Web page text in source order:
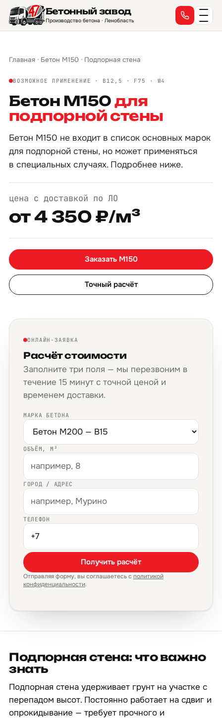
Бетонный завод
Производство бетона · Ленобласть
Главная · Бетон М150 · Подпорная стена
ВОЗМОЖНОЕ ПРИМЕНЕНИЕ · B12,5 · F75 · W4
Бетон М150 для
подпорной стены
Бетон М150 не входит в список основных марок
для подпорной стены, но может применяться
в специальных случаях. Подробнее ниже.
цена с доставкой по ЛО
от 4 350 ₽/м³
Заказать М150
Точный расчёт
ОНЛАЙН-ЗАЯВКА
Расчёт стоимости
Заполните три поля — мы перезвоним в
течение 15 минут с точной ценой и
временем доставки.
МАРКА БЕТОНА
ОБЪЁМ, М³
ГОРОД / АДРЕС
ТЕЛЕФОН
Получить расчёт
Отправляя форму, вы соглашаетесь с политикой
конфиденциальности.
Подпорная стена: что важно
знать
Подпорная стена удерживает грунт на участке с
перепадом высот. Постоянно работает на сдвиг и
опрокидывание — требует прочного и